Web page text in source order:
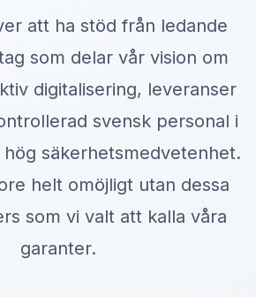
att ha stöd från ledande
som delar vår vision om
digitalisering, leveranser
svensk personal i
säkerhetsmedvetenhet.
helt omöjligt utan dessa
som vi valt att kalla våra
garanter.